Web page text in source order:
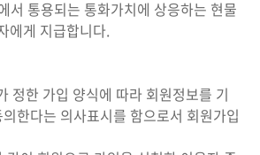
서 통용되는 통화가치에 상응하는 현물
에게 지급합니다.
정한 가입 양식에 따라 회원정보를 기
한다는 의사표시를 함으로서 회원가입